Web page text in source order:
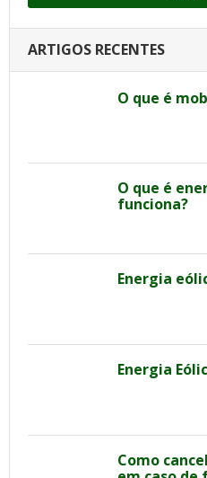
ARTIGOS RECENTES
O que é
O que é
funciona?
Energia
Energia
Como